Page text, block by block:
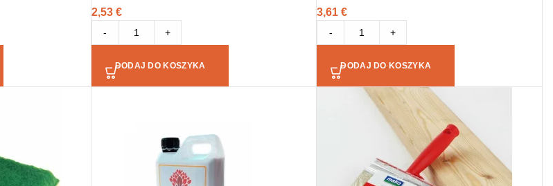
2,53 €
- +
DODAJ DO KOSZYKA
3,61€
- +
DODAJ DO KOSZYKA